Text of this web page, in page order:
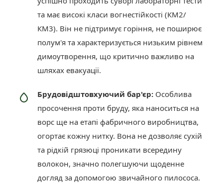
та має високі класи вогнестійкості (КМ2/
КМ3). Він не підтримує горіння, не поширює
полум'я та характеризується низьким рівнем
димоутворення, що критично важливо на
шляхах евакуації.
Брудовідштовхуючий бар'єр: Особлива
просочення проти бруду, яка наноситься на
ворс ще на етапі фабричного виробництва,
огортає кожну нитку. Вона не дозволяє сухій
та рідкій грязюці проникати всередину
волокон, значно полегшуючи щоденне
догляд за допомогою звичайного пилососа.